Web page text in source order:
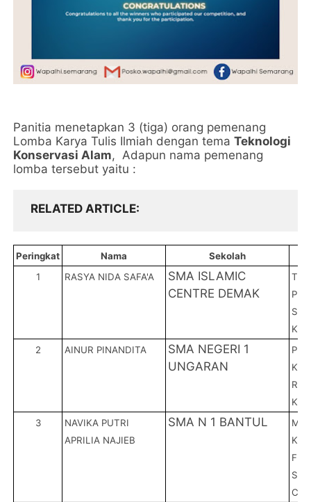
Panitia menetapkan 3 (tiga) orang pemenang
Lomba Karya Tulis Ilmiah dengan temaTeknologi
Konservasi Alam, Adapun nama pemenang
lomba tersebut yaitu :
RELATED ARTICLE
Peringkat Nama
Sekolah
1
RASYA NIDA SAFA'A
SMA ISLAMIC
CENTRE DEMAK
2
AINUR PINANDITA
SMA NEGERI 1
UNGARAN
3
NAVIKA PUTRI
APRILIA NAJIEB
SMA N 1 BANTUL